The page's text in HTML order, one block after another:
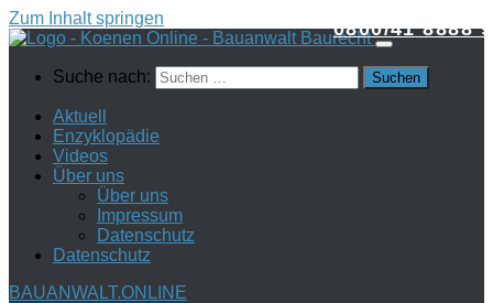
Zum Inhalt springen
Suche nach:
Aktuell
Enzyklopädie
Videos
Über uns
Über uns
Impressum
Datenschutz
Datenschutz
BAUANWALT.ONLINE
0800/41 8888 9